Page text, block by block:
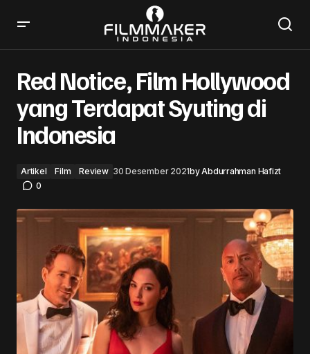
Red Notice, Film Hollywood
yang Terdapat Syuting di
Indonesia
Artikel Film Review 30 Desember 2021byAbdurrahman Hafizt
0